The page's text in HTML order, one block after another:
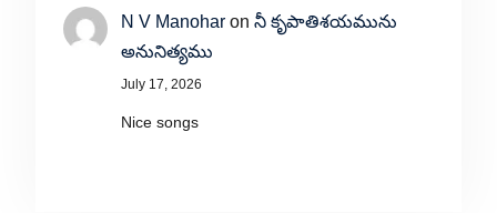
N V Manoharon నీ కృపాతిశయమును
అనునిత్యము
July 17, 2026
Nice songs